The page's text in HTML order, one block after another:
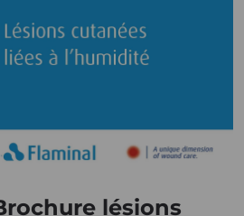
lésions